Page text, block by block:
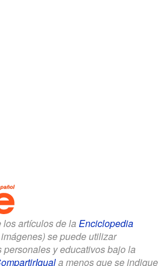
los artículos de la Enciclopedia
se puede utilizar
y educativos bajo la
a menos que se indique